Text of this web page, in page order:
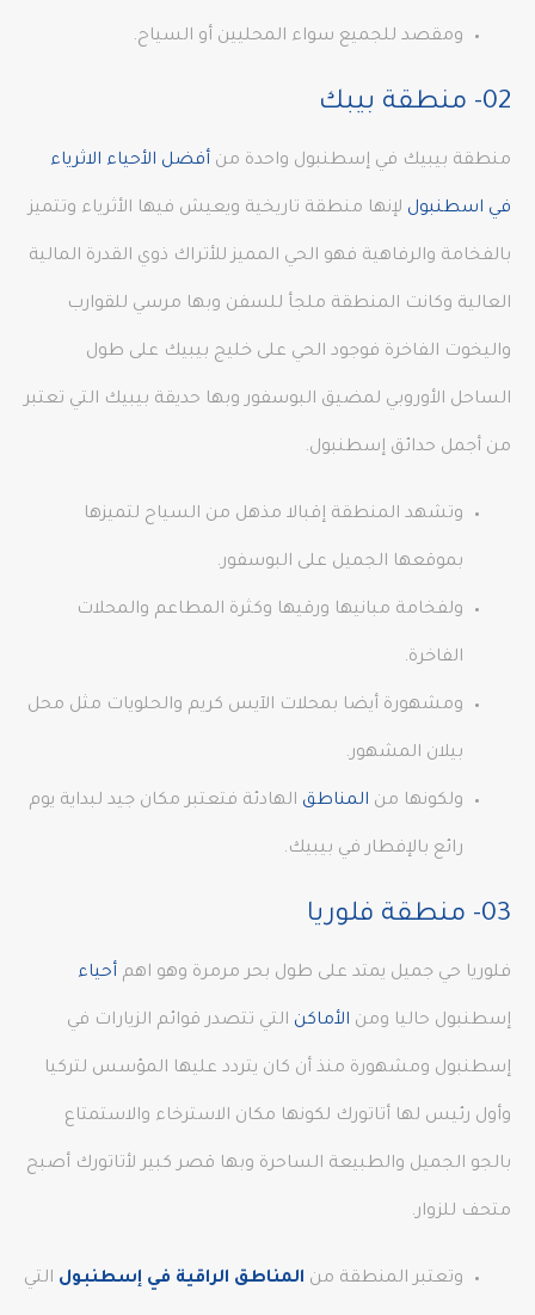
ومقصد للجميع سواء المحليين أو السياح.
02- منطقة بيبك
منطقة بيبيك في إسطنبول واحدة من أفضل الأحياء الاثرياء
في اسطنبول لإنها منطقة تاريخية ويعيش فيها الأثرياء وتتميز
بالفخامة والرفاهية فهو الحي المميز للأتراك ذوي القدرة المالية
العالية وكانت المنطقة ملجأ للسفن وبها مرسي للقوارب
واليخوت الفاخرة فوجود الحي على خليج بيبيك على طول
الساحل الأوروبي لمضيق البوسفور وبها حديقة بيبيك التي تعتبر
من أجمل حدائق إسطنبول.
وتشهد المنطقة إقبالا مذهل من السياح لتميزها
بموقعها الجميل على البوسفور.
ولفخامة مبانيها ورقيها وكثرة المطاعم والمحلات
الفاخرة.
ومشهورة أيضا بمحلات الآيس كريم والحلويات مثل محل
بيلان المشهور.
ولكونها من المناطق الهادئة فتعتبر مكان جيد لبداية يوم
رائع بالإفطار في بيبيك.
03- منطقة فلوريا
فلوريا حي جميل يمتد على طول بحر مرمرة وهو اهم أحياء
إسطنبول حاليا ومن الأماكن التي تتصدر قوائم الزيارات في
إسطنبول ومشهورة منذ أن كان يتردد عليها المؤسس لتركيا
وأول رئيس لها أتاتورك لكونها مكان الاسترخاء والاستمتاع
بالجو الجميل والطبيعة الساحرة وبها قصر كبير لأتاتورك أصبح
متحف للزوار.
وتعتبر المنطقة من المناطق الراقية في إسطنبول التي